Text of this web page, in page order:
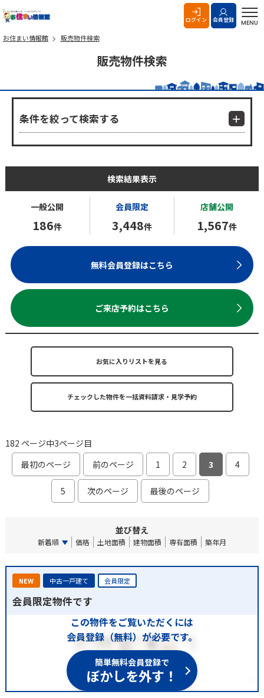
ログイン 会員登録 MENU
お住まい情報館 販売物件検索
販売物件検索
条件を絞って検索する
検索結果表示
一般公開
186件
会員限定
3,448件
店舗公開
1,567件
無料会員登録はこちら
ご来店予約はこちら
お気に入りリストを見る
182 ページ中3ページ目
最初のページ
前のページ 1 2 3 4
5 次のページ 最後のページ
並び替え
新着順 価格 土地面積 建物面積 専有面積 築年月
NEW 中古一戸建て 会員限定
会員限定物件です
この物件をご覧いただくには
会員登録（無料）が必要です。
簡単無料会員登録で
ぼかしを外す！